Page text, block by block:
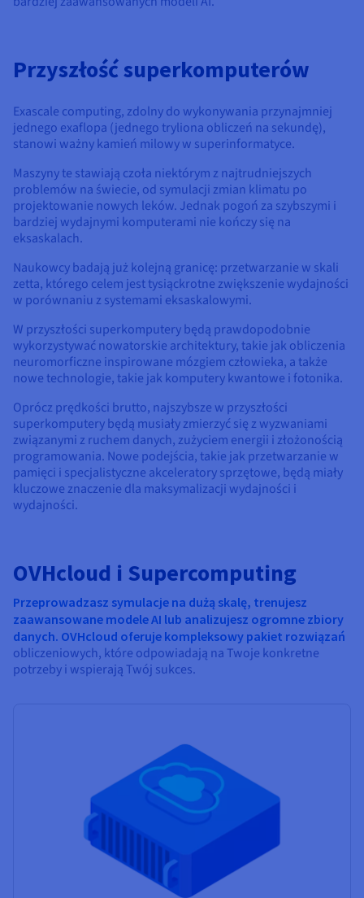
Przyszłość superkomputerów
Exascale computing, zdolny do wykonywania przynajmniej
jednego exaflopa (jednego tryliona obliczeń na sekundę),
stanowi ważny kamień milowy w superinformatyce.
Maszyny te stawiają czoła niektórym z najtrudniejszych
problemów na świecie, od symulacji zmian klimatu po
projektowanie nowych leków. Jednak pogoń za szybszymi i
bardziej wydajnymi komputerami nie kończy się na
eksaskalach.
Naukowcy badają już kolejną granicę: przetwarzanie w skali
zetta, którego celem jest tysiąckrotne zwiększenie wydajności
w porównaniu z systemami eksaskalowymi.
W przyszłości superkomputery będą prawdopodobnie
wykorzystywać nowatorskie architektury, takie jak obliczenia
neuromorficzne inspirowane mózgiem człowieka, a także
nowe technologie, takie jak komputery kwantowe i fotonika.
Oprócz prędkości brutto, najszybsze w przyszłości
superkomputery będą musiały zmierzyć się z wyzwaniami
związanymi z ruchem danych, zużyciem energii i złożonością
programowania. Nowe podejścia, takie jak przetwarzanie w
pamięci i specjalistyczne akceleratory sprzętowe, będą miały
kluczowe znaczenie dla maksymalizacji wydajności i
wydajności.
OVHcloud i Supercomputing
Przeprowadzasz symulacje na dużą skalę, trenujesz
zaawansowane modele AI lub analizujesz ogromne zbiory
danych. OVHcloud oferuje kompleksowy pakiet rozwiązań
obliczeniowych, które odpowiadają na Twoje konkretne
potrzeby i wspierają Twój sukces.